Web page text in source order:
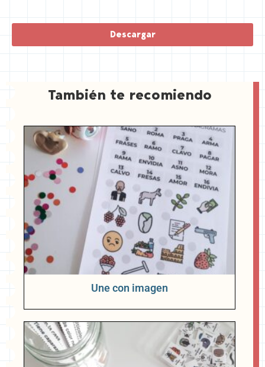
t
r
Descargar
También te recomiendo
Une con imagen